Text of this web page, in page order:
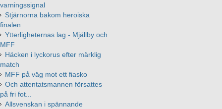
varningssignal
Stjärnorna bakom heroiska
finalen
Ytterligheternas lag - Mjällby och
MFF
Häcken i lyckorus efter märklig
match
MFF på väg mot ett fiasko
Och attentatsmannen försattes
på fri fot...
Allsvenskan i spännande